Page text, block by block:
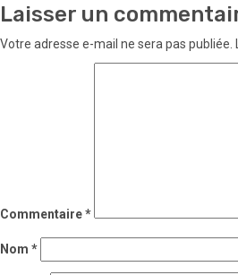
Laisser un
Votre adresse e-mail ne sera pas publiée.
Commentaire*
Nom *